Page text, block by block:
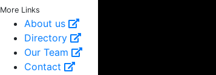
More Links
About us
Directory
Our Team
Contact